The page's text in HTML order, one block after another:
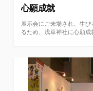
心願成就
展示会にご来場され、生
るため、浅草神社に心願